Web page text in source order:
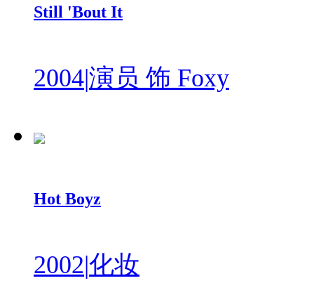
Still 'Bout It
2004|演员 饰 Foxy
Hot Boyz
2002|化妆